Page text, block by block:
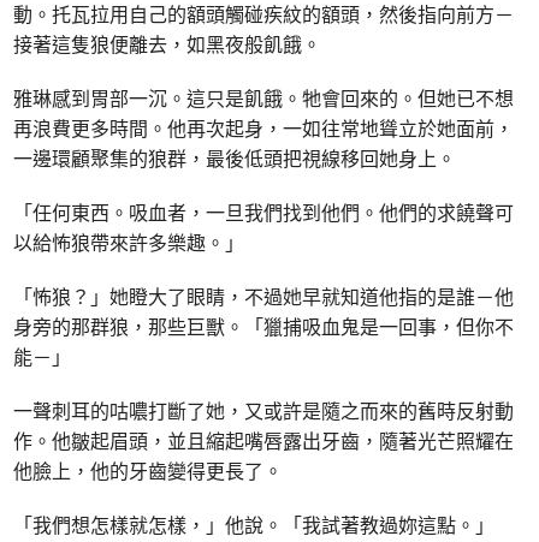
動。托瓦拉用自己的額頭觸碰疾紋的額頭，然後指向前方－
接著這隻狼便離去，如黑夜般飢餓。
雅琳感到胃部一沉。這只是飢餓。牠會回來的。但她已不想
再浪費更多時間。他再次起身，一如往常地聳立於她面前，
一邊環顧聚集的狼群，最後低頭把視線移回她身上。
「任何東西。吸血者，一旦我們找到他們。他們的求饒聲可
以給怖狼帶來許多樂趣。」
「怖狼？」她瞪大了眼睛，不過她早就知道他指的是誰－他
身旁的那群狼，那些巨獸。「獵捕吸血鬼是一回事，但你不
能－」
一聲刺耳的咕噥打斷了她，又或許是隨之而來的舊時反射動
作。他皺起眉頭，並且縮起嘴唇露出牙齒，隨著光芒照耀在
他臉上，他的牙齒變得更長了。
「我們想怎樣就怎樣，」他說。「我試著教過妳這點。」